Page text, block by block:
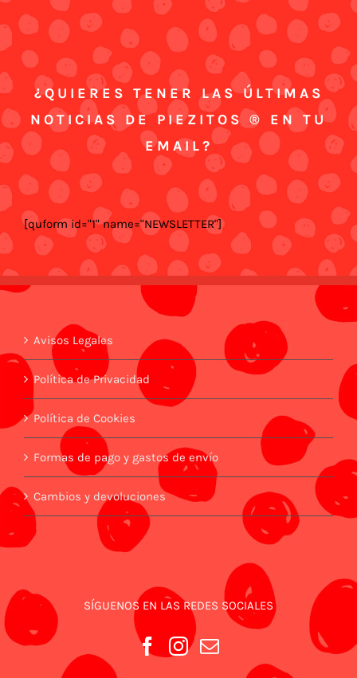
¿QUIERES TENER LAS ÚLTIMAS
NOTICIAS DE PIEZITOS ® EN TU
EMAIL?
[quform id="1" name="NEWSLETTER"]
Avisos Legales
Política de Privacidad
Política de Cookies
Formas de pago y gastos de envío
Cambios y devoluciones
SÍGUENOS EN LAS REDES SOCIALES